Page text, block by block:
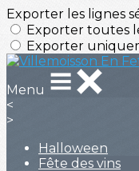
Exporter les lignes
Exporter toutes
Exporter
Menu
<
>
Halloween
Fête des vins